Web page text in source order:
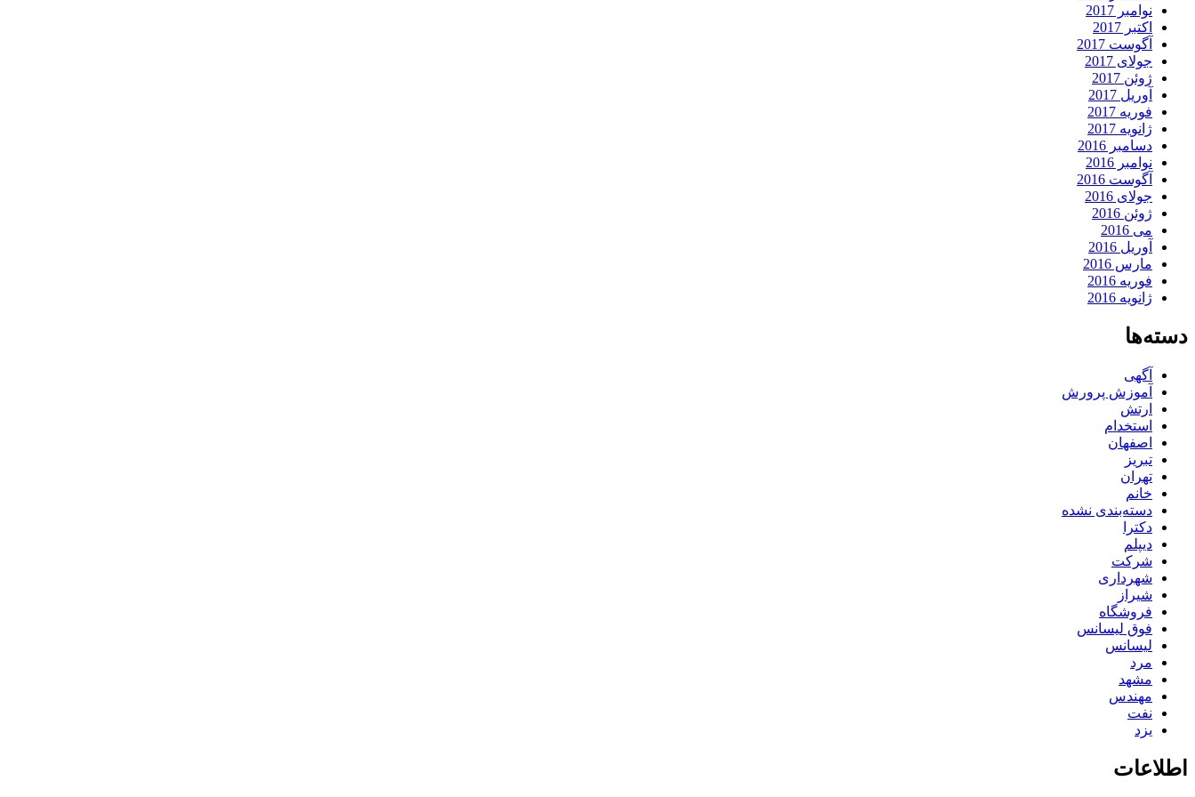
نوامبر 2017
اکتبر 2017
آگوست 2017
جولای 2017
ژوئن 2017
آوریل 2017
فوریه 2017
ژانویه 2017
دسامبر 2016
نوامبر 2016
آگوست 2016
جولای 2016
ژوئن 2016
می 2016
آوریل 2016
مارس 2016
فوریه 2016
ژانویه 2016
دسته‌ها
آگهی
آموزش پرورش
ارتش
استخدام
اصفهان
تبریز
تهران
خانم
دسته‌بندی نشده
دکترا
دیپلم
شرکت
شهرداری
شیراز
فروشگاه
فوق لیسانس
لیسانس
مرد
مشهد
مهندس
نفت
یزد
اطلاعات